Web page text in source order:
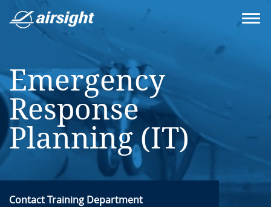
Emergency
Response
Planning (IT)
Contact Training Department